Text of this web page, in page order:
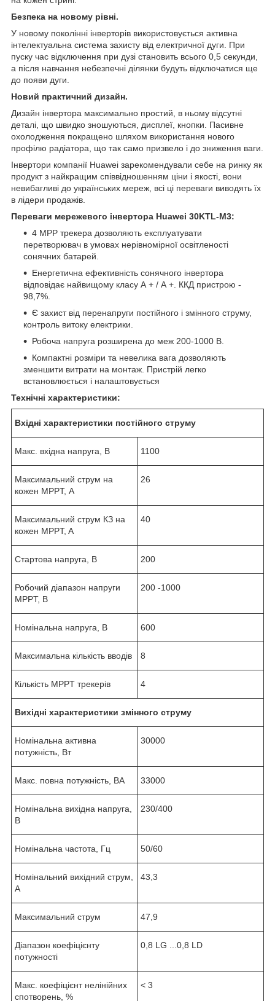
Безпека на новому рівні.
У новому поколінні інверторів використовується активна
інтелектуальна система захисту від електричної дуги. При
пуску час відключення при дузі становить всього 0,5 секунди,
а після навчання небезпечні ділянки будуть відключатися ще
до появи дуги.
Новий практичний дизайн.
Дизайн інвертора максимально простий, в ньому відсутні
деталі, що швидко зношуються, дисплеї, кнопки. Пасивне
охолодження покращено шляхом використання нового
профілю радіатора, що так само призвело і до зниження ваги.
Інвертори компанії Huawei зарекомендували себе на ринку як
продукт з найкращим співвідношенням ціни і якості, вони
невибагливі до українських мереж, всі ці переваги виводять їх
в лідери продажів.
Переваги мережевого інвертора Huawei 30KTL-M3:
4 МРР трекера дозволяють експлуатувати
перетворювач в умовах нерівномірної освітленості
сонячних батарей.
Енергетична ефективність сонячного інвертора
відповідає найвищому класу А + / А +. ККД пристрою -
98,7%.
Є захист від перенапруги постійного і змінного струму,
контроль витоку електрики.
Робоча напруга розширена до меж 200-1000 В.
Компактні розміри та невелика вага дозволяють
зменшити витрати на монтаж. Пристрій легко
встановлюється і налаштовується
Технічні характеристики:
Вхідні характеристики постійного струму
Макс. вхідна напруга, В 1100
Максимальний струм на
кожен MPPT, А
26
Максимальний струм КЗ на
кожен MPPT, A
40
Стартова напруга, В 200
Робочий діапазон напруги
MPPT, В
200 -1000
Номінальна напруга, В 600
Максимальна кількість вводів 8
Кількість MPPT трекерів 4
Вихідні характеристики змінного струму
Номінальна активна
потужність, Вт
30000
Макс. повна потужність, ВА 33000
Номінальна вихідна напруга,
В
230/400
Номінальна частота, Гц 50/60
Номінальний вихідний струм,
А
43,3
Максимальний струм 47,9
Діапазон коефіцієнту
потужності
0,8 LG ...0,8 LD
Макс. коефіцієнт нелінійних
спотворень, %
< 3